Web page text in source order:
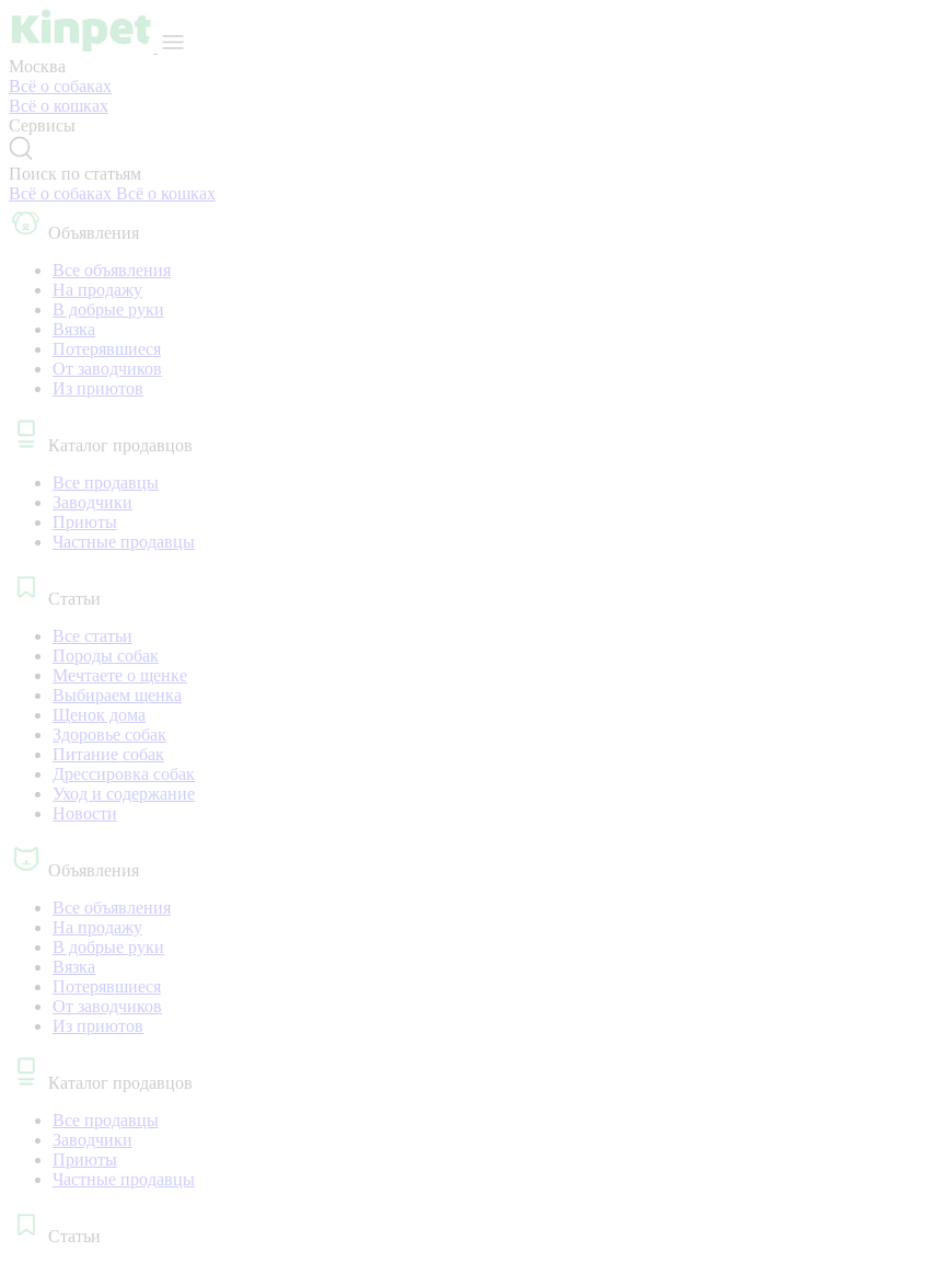
Москва
Всё о собаках
Всё о кошках
Сервисы
Поиск по статьям
Всё о собаках Всё о кошках
Объявления
Все объявления
На продажу
В добрые руки
Вязка
Потерявшиеся
От заводчиков
Из приютов
Каталог продавцов
Все продавцы
Заводчики
Приюты
Частные продавцы
Статьи
Все статьи
Породы собак
Мечтаете о щенке
Выбираем щенка
Щенок дома
Здоровье собак
Питание собак
Дрессировка собак
Уход и содержание
Новости
Объявления
Все объявления
На продажу
В добрые руки
Вязка
Потерявшиеся
От заводчиков
Из приютов
Каталог продавцов
Все продавцы
Заводчики
Приюты
Частные продавцы
Статьи